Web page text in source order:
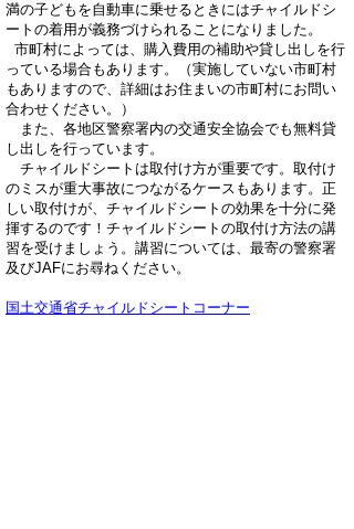
満の子どもを自動車に乗せるときにはチャイルドシ
ートの着用が義務づけられることになりました。
市町村によっては、購入費用の補助や貸し出しを行
っている場合もあります。（実施していない市町村
もありますので、詳細はお住まいの市町村にお問い
合わせください。）
また、各地区警察署内の交通安全協会でも無料貸
し出しを行っています。
チャイルドシートは取付け方が重要です。取付け
のミスが重大事故につながるケースもあります。正
しい取付けが、チャイルドシートの効果を十分に発
揮するのです！チャイルドシートの取付け方法の講
習を受けましょう。講習については、最寄の警察署
及びJAFにお尋ねください。
国土交通省チャイルドシートコーナー